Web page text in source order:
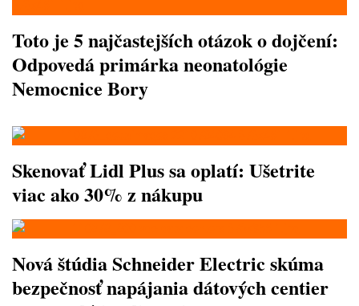
Toto je 5 najčastejších otázok o dojčení:
Odpovedá primárka neonatológie
Nemocnice Bory
Skenovať Lidl Plus sa oplatí: Ušetrite
viac ako 30% z nákupu
Nová štúdia Schneider Electric skúma
bezpečnosť napájania dátových centier